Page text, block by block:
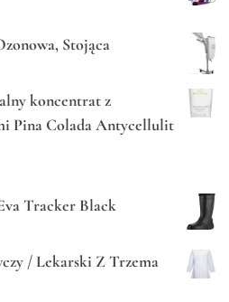
Stojąca
koncentrat z
Pina Colada Antycellulit
Tracker Black
/ Lekarski Z Trzema